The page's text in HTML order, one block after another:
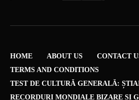
HOME ABOUT US CONTACT
TERMS AND CONDITIONS
TEST DE CULTURĂ GENERALĂ:
RECORDURI MONDIALE BIZARE ȘI